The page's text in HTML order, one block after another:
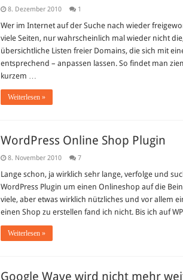
8. Dezember 2010 1
Wer im Internet auf der Suche nach wieder
viele Seiten, nur wahrscheinlich mal wieder nicht
übersichtliche Listen freier Domains, die sich mit
entsprechend – anpassen lassen. So findet man
kurzem …
Weiterlesen »
WordPress Online Shop Plugin
8. November 2010 7
Lange schon, ja wirklich sehr lange, verfolge und
WordPress Plugin um einen Onlineshop auf die
viele, aber etwas wirklich nützliches und vor allem
einen Shop zu erstellen fand ich nicht. Bis ich auf
Weiterlesen »
Google Wave wird nicht mehr